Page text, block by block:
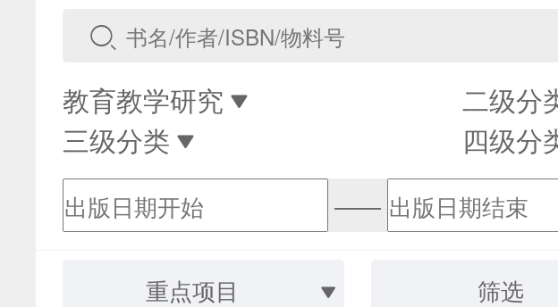
教育教学研究
二级分
三级分类
四级分
——
重点项目 筛选